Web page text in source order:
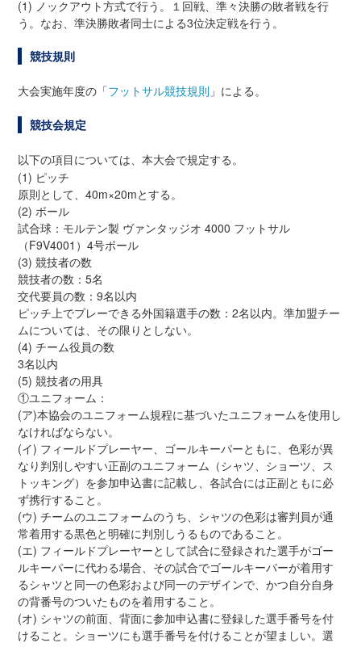
(1) ノックアウト方式で行う。１回戦、準々決勝の敗者戦を行
う。なお、準決勝敗者同士による3位決定戦を行う。
競技規則
大会実施年度の「フットサル競技規則 」による。
競技会規定
以下の項目については、本大会で規定する。
(1) ピッチ
原則として、40m×20mとする。
(2) ボール
試合球：モルテン製 ヴァンタッジオ 4000 フットサル
（F9V4001）4号ボール
(3) 競技者の数
競技者の数：5名
交代要員の数：9名以内
ピッチ上でプレーできる外国籍選手の数：2名以内。準加盟チー
ムについては、その限りとしない。
(4) チーム役員の数
3名以内
(5) 競技者の用具
①ユニフォーム：
(ア)本協会のユニフォーム規程に基づいたユニフォームを使用し
なければならない。
(イ) フィールドプレーヤー、ゴールキーパーともに、色彩が異
なり判別しやすい正副のユニフォーム（シャツ、ショーツ、ス
トッキング）を参加申込書に記載し、各試合には正副ともに必
ず携行すること。
(ウ) チームのユニフォームのうち、シャツの色彩は審判員が通
常着用する黒色と明確に判別しうるものであること。
(エ) フィールドプレーヤーとして試合に登録された選手がゴー
ルキーパーに代わる場合、その試合でゴールキーパーが着用す
るシャツと同一の色彩および同一のデザインで、かつ自分自身
の背番号のついたものを着用すること。
(オ) シャツの前面、背面に参加申込書に登録した選手番号を付
けること。ショーツにも選手番号を付けることが望ましい。選